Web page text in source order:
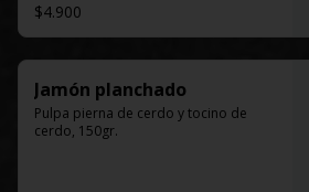
$4.900
Jamón planchado
Pulpa pierna de cerdo y tocino de
cerdo, 150gr.